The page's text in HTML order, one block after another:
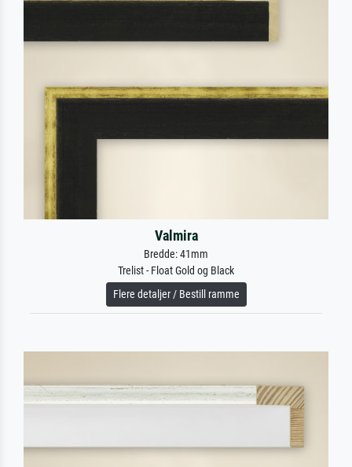
Valmira
Bredde: 41mm
Trelist - Float Gold og Black
Flere detaljer / Bestill ramme